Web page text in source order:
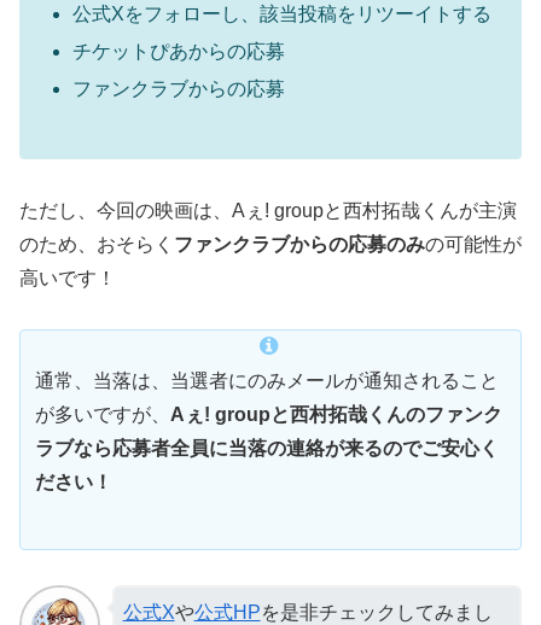
公式Xをフォローし、該当投稿をリツーイトする
チケットぴあからの応募
ファンクラブからの応募
ただし、今回の映画は、Aぇ! groupと西村拓哉くんが主演
のため、おそらく ファンクラブからの応募のみの可能性が
高いです！
通常、当落は、当選者にのみメールが通知されること
が多いですが、 Aぇ! groupと西村拓哉くんのファンク
ラブなら応募者全員に当落の連絡が来るのでご安心く
ださい！
公式Xや公式HPを是非チェックしてみまし